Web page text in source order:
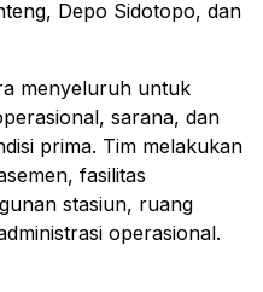
Depo Sidotopo, dan
menyeluruh untuk
sarana, dan
prima. Tim melakukan
fasilitas
stasiun, ruang
operasional.